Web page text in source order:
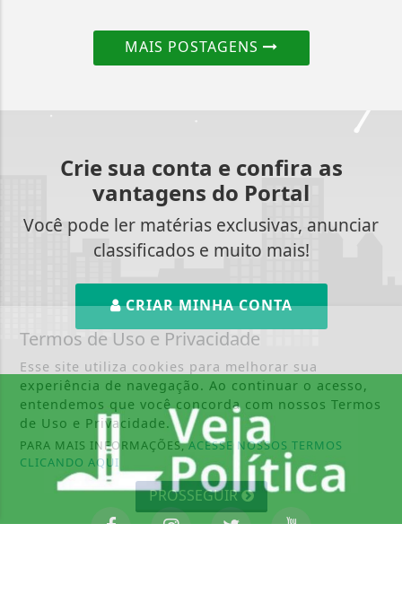
MAIS POSTAGENS
Crie sua conta e confira as
vantagens do Portal
Você pode ler matérias exclusivas, anunciar
classificados e muito mais!
CRIAR MINHA CONTA
Termos de Uso e Privacidade
Esse site utiliza cookies para melhorar sua
experiência de navegação. Ao continuar o acesso,
entendemos que você concorda com nossos Termos
de Uso e Privacidade.
PARA MAIS INFORMAÇÕES,ACESSE NOSSOS TERMOS
CLICANDO AQUI
PROSSEGUIR